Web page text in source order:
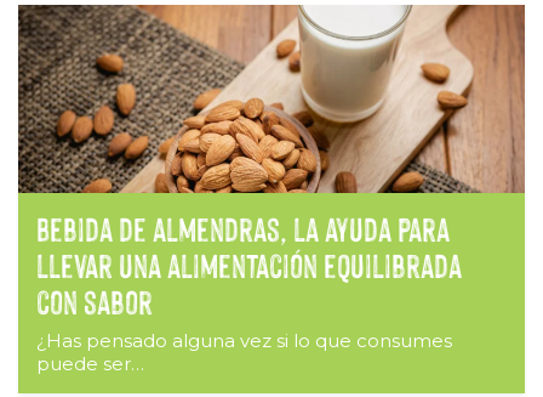
Bebida de almendras, la ayuda para
llevar una alimentación equilibrada
con sabor
¿Has pensado alguna vez si lo que consumes
puede ser…